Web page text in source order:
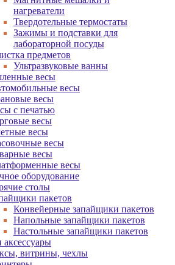
нагреватели
Твердотельные термостаты
Зажимы и подставки для
лабораторной посуды
предметов
Ультразвуковые ванны
весы
весы
весы
с печатью
весы
весы
весы
весы
весы
оборудование
столы
пакетов
Конвейерные запайщики пакетов
Напольные запайщики пакетов
Настольные запайщики пакетов
витрины, чехлы